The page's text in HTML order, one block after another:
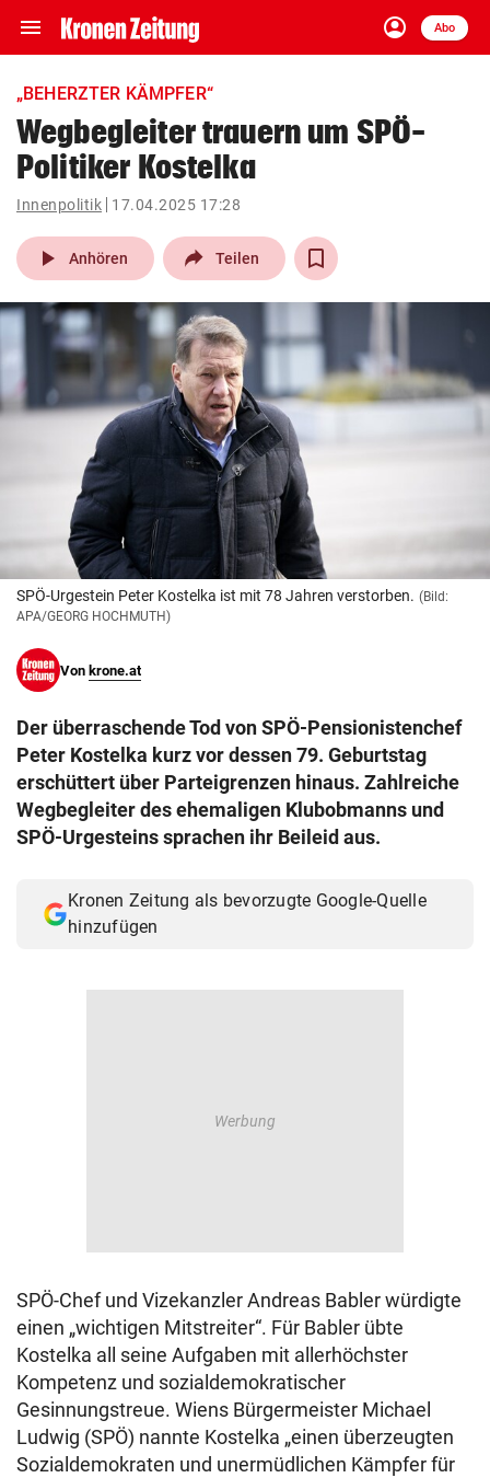
menu Navigation
ein-/ausklappen
account_circle
Anmelden
Abo
close Schließen
account_circle Anmelden
pin_drop
Wien arrow_right
bookmark
search
Suchbegriff
eingeben
© Krone Multimedia GmbH & Co KG 2026
Muthgasse 2, 1190 Wien
„BEHERZTER KÄMPFER“
Wegbegleiter trauern um SPÖ-
Politiker Kostelka
Innenpolitik 17.04.2025 17:28
play_arrow Anhören Teilen
SPÖ-Urgestein Peter Kostelka ist mit 78 Jahren verstorben. (Bild:
APA/GEORG HOCHMUTH)
Von krone.at
Der überraschende Tod von SPÖ-Pensionistenchef
Peter Kostelka kurz vor dessen 79. Geburtstag
erschüttert über Parteigrenzen hinaus. Zahlreiche
Wegbegleiter des ehemaligen Klubobmanns und
SPÖ-Urgesteins sprachen ihr Beileid aus.
Kronen Zeitung als bevorzugte Google-Quelle
hinzufügen
SPÖ-Chef und Vizekanzler Andreas Babler würdigte
einen „wichtigen Mitstreiter“. Für Babler übte
Kostelka all seine Aufgaben mit allerhöchster
Kompetenz und sozialdemokratischer
Gesinnungstreue. Wiens Bürgermeister Michael
Ludwig (SPÖ) nannte Kostelka „einen überzeugten
Sozialdemokraten und unermüdlichen Kämpfer für